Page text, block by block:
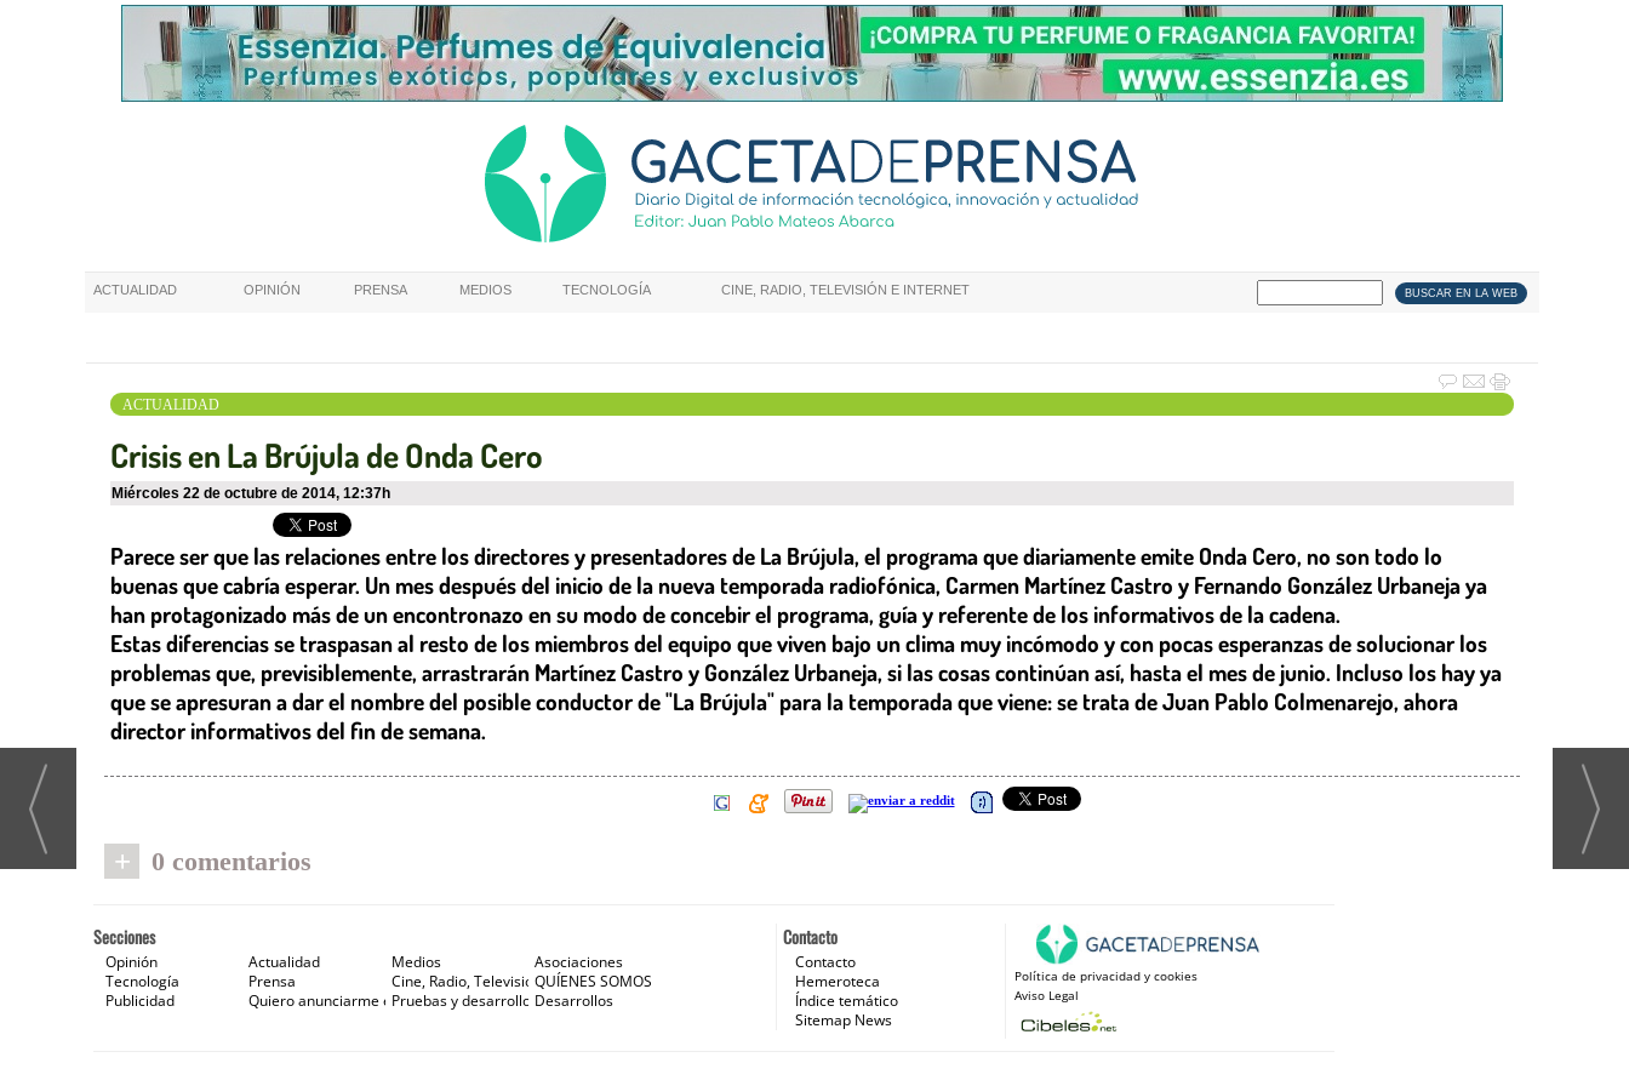
ACTUALIDAD OPINIÓN PRENSA MEDIOS TECNOLOGÍA CINE, RADIO, TELEVISIÓN E INTERNET
ACTUALIDAD
Crisis en La Brújula de Onda Cero
miércoles 22 de octubre de 2014, 12:37h
Parece ser que las relaciones entre los directores y presentadores de La Brújula, el programa que diariamente emite Onda Cero, no son todo lo
buenas que cabría esperar. Un mes después del inicio de la nueva temporada radiofónica, Carmen Martínez Castro y Fernando González Urbaneja ya
han protagonizado más de un encontronazo en su modo de concebir el programa, guía y referente de los informativos de la cadena.
Estas diferencias se traspasan al resto de los miembros del equipo que viven bajo un clima muy incómodo y con pocas esperanzas de solucionar los
problemas que, previsiblemente, arrastrarán Martínez Castro y González Urbaneja, si las cosas continúan así, hasta el mes de junio. Incluso los hay ya
que se apresuran a dar el nombre del posible conductor de "La Brújula" para la temporada que viene: se trata de Juan Pablo Colmenarejo, ahora
director informativos del fin de semana.
+ 0 comentarios
Contacto
Contacto
Hemeroteca
Índice temático
Sitemap News
Política de privacidad y cookies
Aviso Legal
Secciones
Opinión Actualidad Medios
Asociaciones
Tecnología
Prensa Cine, Radio, Televisión e Internet
QUÍENES SOMOS
Publicidad
Quiero anunciarme en Gaceta de Prensa
Pruebas y desarrollosDesarrollos